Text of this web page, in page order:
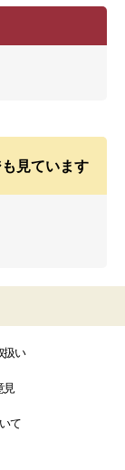
見ています
扱い
見
て